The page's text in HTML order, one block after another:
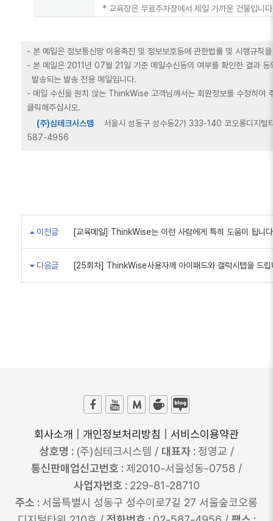
* 교육장은 무료주차장에서 제일 가까운 건물입니다
- 본 메일은 정보통신망 이용촉진 및 정보보호등에 관한법률 및 시행규칙
- 본 메일은 2011년 07월 21일 기준 메일수신동의 여부를 확인한 결과 동
발송되는 발송 전용 메일입니다.
- 메일 수신을 원치 않는 ThinkWise 고객님께서는 회원정보를 수정하여
클릭해주십시오.
(주)심테크시스템 서울시 성동구 성수동2가 333-140 코오롱디지털
587-4956
이전글 [교육메일] ThinkWise는 이런 사람에게 특히 도움이 됩니
다음글 [25회차] ThinkWise사용자께 아이패드와 갤럭시탭을 드립
회사소개 개인정보처리방침
서비스이용약관
상호명 : (주)심테크시스템 / 대표자 :정영교 /
통신판매업신고번호 :제2010-서울성동-0758 /
사업자번호 : 229-81-28710
주소 : 서울특별시 성동구 성수이로7길 27 서울숲코오롱